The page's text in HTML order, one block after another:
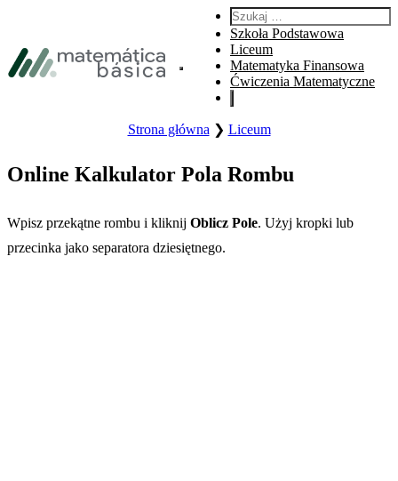
Przejdź do stopki
Otwórz główne menu witryny.
Szukaj:
Szkoła Podstawowa
Liceum
Matematyka Finansowa
Ćwiczenia Matematyczne
Strona główna ❯ Liceum
Online Kalkulator Pola Rombu
Wpisz przekątne rombu i kliknij Oblicz Pole. Użyj kropki lub
przecinka jako separatora dziesiętnego.